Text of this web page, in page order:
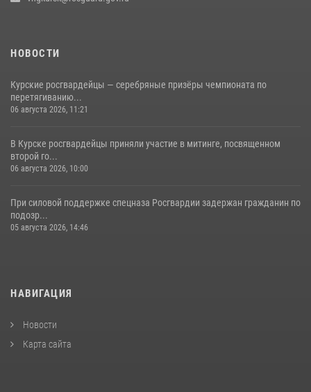
НОВОСТИ
Курские росгвардейцы — серебряные призёры чемпионата по
перетягиванию...
06 августа 2026, 11:21
В Курске росгвардейцы приняли участие в митинге, посвященном
второй го...
06 августа 2026, 10:00
При силовой поддержке спецназа Росгвардии задержан гражданин по
подозр...
05 августа 2026, 14:46
НАВИГАЦИЯ
Новости
Карта сайта